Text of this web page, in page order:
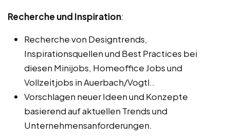
Recherche und Inspiration:
Recherche von Designtrends,
Inspirationsquellen und Best Practices bei
diesen Minijobs, Homeoffice Jobs und
Vollzeitjobs in Auerbach/Vogtl..
Vorschlagen neuer Ideen und Konzepte
basierend auf aktuellen Trends und
Unternehmensanforderungen.